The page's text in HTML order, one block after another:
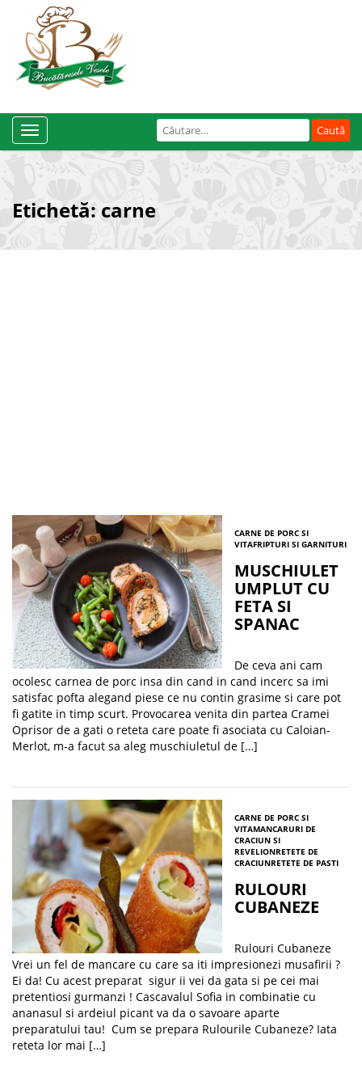
Caută
după:
Toggle
Navigation
Etichetă: carne
CARNE DE PORC SI
VITAFRIPTURI SI GARNITURI
MUSCHIULET
UMPLUT CU
FETA SI
SPANAC
De ceva ani cam
ocolesc carnea de porc insa din cand in cand incerc sa imi
satisfac pofta alegand piese ce nu contin grasime si care pot
fi gatite in timp scurt. Provocarea venita din partea Cramei
Oprisor de a gati o reteta care poate fi asociata cu Caloian-
Merlot, m-a facut sa aleg muschiuletul de […]
CARNE DE PORC SI
VITAMANCARURI DE
CRACIUN SI
REVELIONRETETE DE
CRACIUNRETETE DE PASTI
RULOURI
CUBANEZE
Rulouri Cubaneze
Vrei un fel de mancare cu care sa iti impresionezi musafirii ?
Ei da! Cu acest preparat sigur ii vei da gata si pe cei mai
pretentiosi gurmanzi ! Cascavalul Sofia in combinatie cu
ananasul si ardeiul picant va da o savoare aparte
preparatului tau! Cum se prepara Rulourile Cubaneze? Iata
reteta lor mai […]